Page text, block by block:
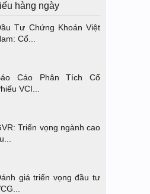
hàng ngày
Tư Chứng Khoán Việt
Cổ...
Cáo Phân Tích Cổ
VCI...
Triển vọng ngành cao
giá triển vọng đầu tư